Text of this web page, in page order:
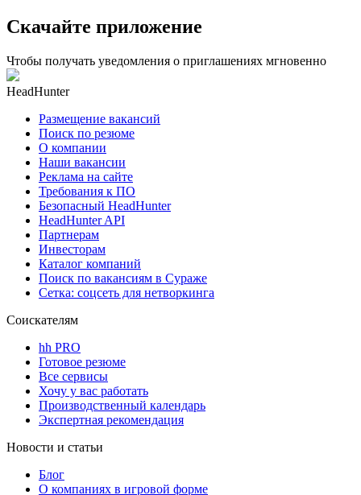
Скачайте приложение
Чтобы получать уведомления о приглашениях мгновенно
HeadHunter
Размещение вакансий
Поиск по резюме
О компании
Наши вакансии
Реклама на сайте
Требования к ПО
Безопасный HeadHunter
HeadHunter API
Партнерам
Инвесторам
Каталог компаний
Поиск по вакансиям в Сураже
Сетка: соцсеть для нетворкинга
Соискателям
hh PRO
Готовое резюме
Все сервисы
Хочу у вас работать
Производственный календарь
Экспертная рекомендация
Новости и статьи
Блог
О компаниях в игровой форме